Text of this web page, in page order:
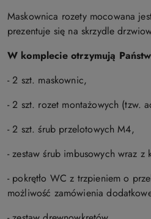
Maskownica rozety mocowana
prezentuje się na skrzydle
W komplecie otrzymują
- 2 szt. maskownic,
- 2 szt. rozet montażowych (tzw.
- 2 szt. śrub przelotowych M4,
- zestaw śrub imbusowych wraz z
- pokrętło WC z trzpieniem o
możliwość zamówienia